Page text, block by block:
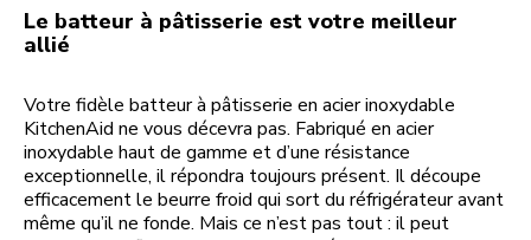
Le batteur à pâtisserie est votre meilleur
allié
Votre fidèle batteur à pâtisserie en acier inoxydable
KitchenAid ne vous décevra pas. Fabriqué en acier
inoxydable haut de gamme et d’une résistance
exceptionnelle, il répondra toujours présent. Il découpe
efficacement le beurre froid qui sort du réfrigérateur avant
même qu’il ne fonde. Mais ce n’est pas tout : il peut